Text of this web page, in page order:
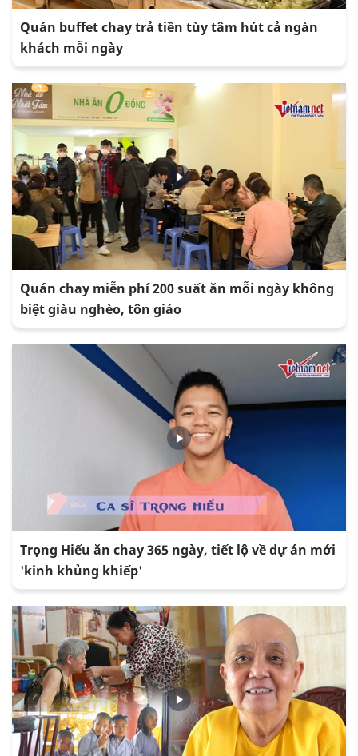
Quán buffet chay trả tiền tùy tâm hút cả ngàn
khách mỗi ngày
Quán chay miễn phí 200 suất ăn mỗi ngày không
biệt giàu nghèo, tôn giáo
Trọng Hiếu ăn chay 365 ngày, tiết lộ về dự án mới
'kinh khủng khiếp'